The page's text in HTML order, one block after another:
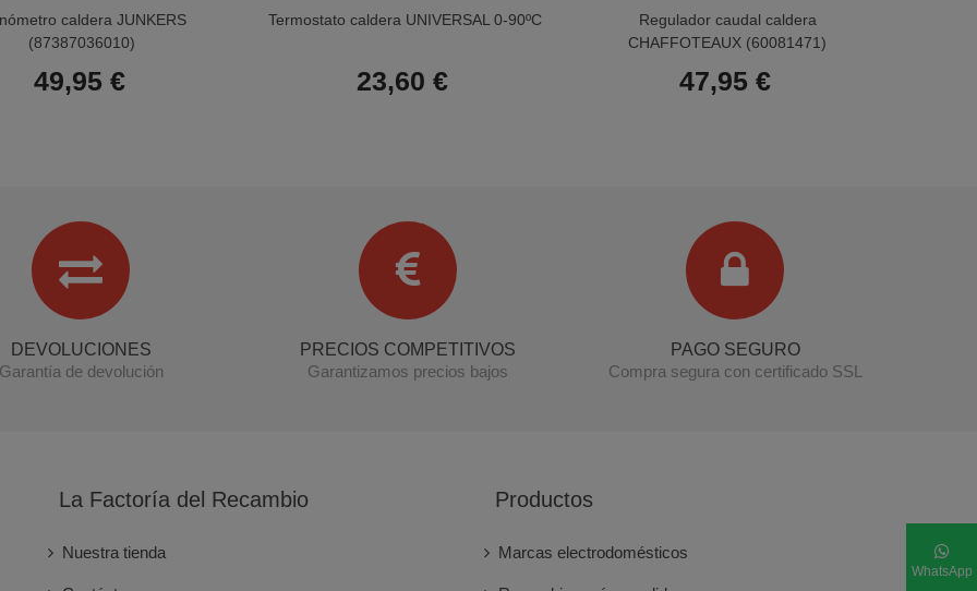
caldera JUNKERS
(87387036010)
49,95 €
Termostato caldera UNIVERSAL 0-90ºC
23,60 €
Regulador caudal caldera
CHAFFOTEAUX (60081471)
47,95 €
DEVOLUCIONES
Garantía de devolución
PRECIOS COMPETITIVOS
Garantizamos precios bajos
PAGO SEGURO
Compra segura con certificado SSL
La Factoría del Recambio
Nuestra tienda
Productos
Marcas electrodomésticos
WhatsApp
Terminal de consulta
○ Motor activo -
Cableado calentador JUNKERS